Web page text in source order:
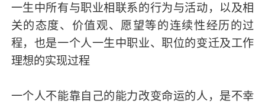
一生中所有与职业相联系的行为与活动，以及相
关的态度、价值观、愿望等的连续性经历的过
程，也是一个人一生中职业、职位的变迁及工作
理想的实现过程
一个人不能靠自己的能力改变命运的人，是不幸